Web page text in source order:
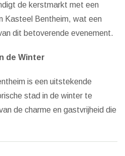
de kerstmarkt met een
Kasteel Bentheim, wat een
dit betoverende evenement.
de Winter
is een uitstekende
stad in de winter te
de charme en gastvrijheid die